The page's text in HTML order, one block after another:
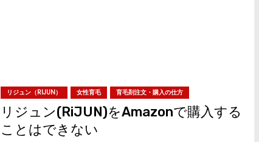
リジュン（RIJUN） 女性育毛 育毛剤注文・購入の仕方
リジュン(RiJUN)をAmazonで購入する
ことはできない